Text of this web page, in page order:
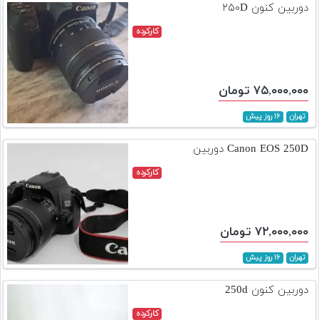
دوربین کنون ۲۵۰D
کارکرده
۷۵,۰۰۰,۰۰۰ تومان
تهران ۱۶ روز پیش
Canon EOS 250D دوربین
کارکرده
۷۲,۰۰۰,۰۰۰ تومان
تهران ۱۶ روز پیش
دوربین کنون 250d
کارکرده